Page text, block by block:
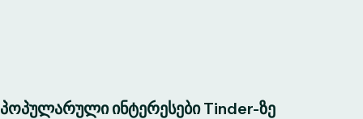
პოპულარული ინტერესები Tinder-ზე